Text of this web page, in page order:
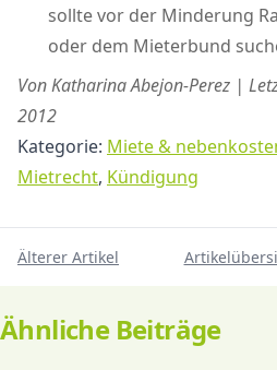
sollte vor der Minderung
oder dem Mieterbund
Von Katharina Abejon-Perez |
2012
Kategorie: Miete &
Mietrecht, Kündigung
Älterer Artikel
Ähnliche Beiträge